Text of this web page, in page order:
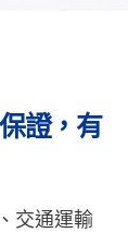
證，有
交通運輸